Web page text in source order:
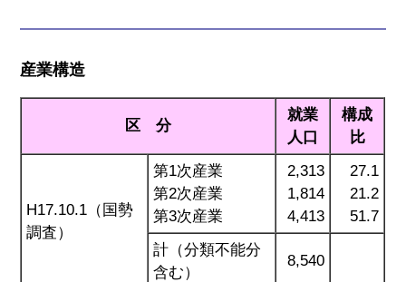
産業構造
区 分
就業
人口
構成
比
H17.10.1（国勢
調査）
第1次産業
第2次産業
第3次産業
2,313
1,814
4,413
27.1
21.2
51.7
計（分類不能分
含む）
8,540